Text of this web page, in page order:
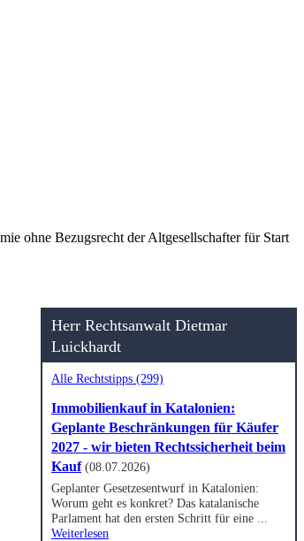
ohne Bezugsrecht der Altgesellschafter für Start
Herr Rechtsanwalt Dietmar
Luickhardt
Alle Rechtstipps (299)
Immobilienkauf in Katalonien:
Geplante Beschränkungen für Käufer
2027 - wir bieten Rechtssicherheit beim
Kauf (08.07.2026)
Geplanter Gesetzesentwurf in Katalonien:
Worum geht es konkret? Das katalanische
Parlament hat den ersten Schritt für eine ...
Weiterlesen